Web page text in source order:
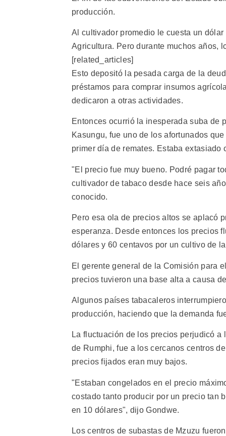
producción.
Al cultivador promedio le cuesta un
Agricultura. Pero durante muchos años,
[related_articles]
Esto depositó la pesada carga de la
préstamos para comprar insumos
dedicaron a otras actividades.
Entonces ocurrió la inesperada suba de
Kasungu, fue uno de los afortunados
primer día de remates. Estaba extasiado
"El precio fue muy bueno. Podré pagar
cultivador de tabaco desde hace seis
conocido.
Pero esa ola de precios altos se aplacó
esperanza. Desde entonces los precios
dólares y 60 centavos por un cultivo de
El gerente general de la Comisión para
precios tuvieron una base alta a causa
Algunos países tabacaleros
producción, haciendo que la demanda
La fluctuación de los precios perjudicó
de Rumphi, fue a los cercanos centros
precios fijados eran muy bajos.
"Estaban congelados en el precio
costado tanto producir por un precio tan
en 10 dólares", dijo Gondwe.
Los centros de subastas de Mzuzu